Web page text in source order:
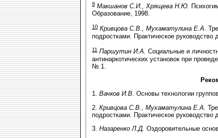
9 Макшанов С.И., Хрящева Н.Ю.
Образование, 1998.
10 Кривцова С.В., Мухаматулина Е.А.
подростками. Практическое
11 Паршутин И.А. Социальные и
антинаркотических установок при
№ 1.
1. Вачков И.В. Основы технологии
2. Кривцова С.В., Мухаматулина Е.А.
подростками. Практическое
3. Назаренко Л.Д. Оздоровительные